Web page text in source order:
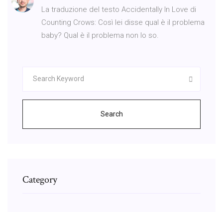
La traduzione del testo Accidentally In Love di
Counting Crows: Così lei disse qual è il problema
baby? Qual è il problema non lo so.
Search
Category